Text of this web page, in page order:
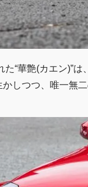
た“華艶(カエン)”
しつつ、唯一無